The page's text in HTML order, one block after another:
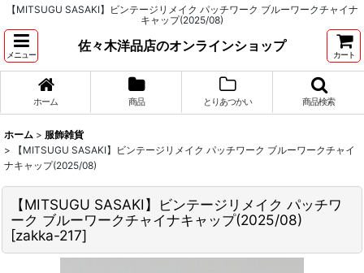
【MITSUGU SASAKI】ビンテージリメイク パッチワーク ブルーワークチャイナ
キャップ(2025/08)
メニュー
佐々木洋品店のオンラインショップ
カート
ホーム 商品 とりあつかい 商品検索
ホーム > 服飾雑貨
>
【MITSUGU SASAKI】ビンテージリメイク パッチワーク ブルーワークチャイ
ナキャップ(2025/08)
【MITSUGU SASAKI】ビンテージリメイク パッチワ
ーク ブルーワークチャイナキャップ(2025/08)
[zakka-217]